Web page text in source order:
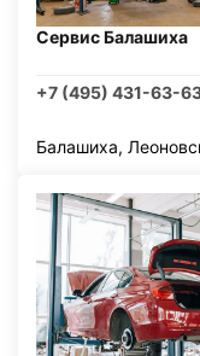
Сервис Балашиха
+7 (495) 431-63-
Балашиха,